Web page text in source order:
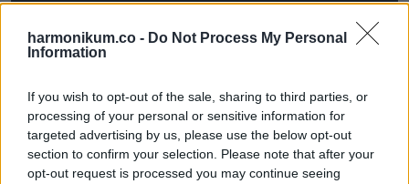
harmonikum.co - Do Not Process My Personal
Information
If you wish to opt-out of the sale, sharing to third parties, or
processing of your personal or sensitive information for
targeted advertising by us, please use the below opt-out
section to confirm your selection. Please note that after your
opt-out request is processed you may continue seeing